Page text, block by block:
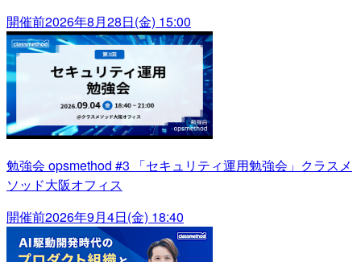
開催前2026年8月28日(金) 15:00
勉強会 opsmethod #3 「セキュリティ運用勉強会」クラスメ
ソッド大阪オフィス
開催前2026年9月4日(金) 18:40